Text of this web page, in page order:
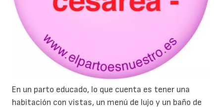
En un parto educado, lo que cuenta es tener una
habitación con vistas, un menú de lujo y un baño de